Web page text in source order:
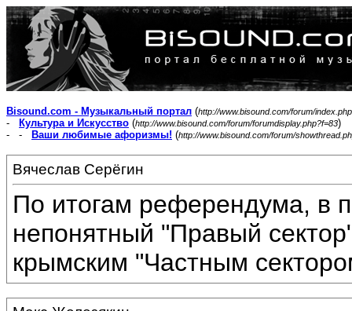
Bisound.com - Музыкальный портал (http://www.bisound.com/forum/index.php
- Культура и Искусство (http://www.bisound.com/forum/forumdisplay.php?f=83)
- -
Ваши любимые афоризмы! (http://www.bisound.com/forum/
Вячеслав Серёгин
По итогам референдума, в
непонятный "Правый
крымским "Частным